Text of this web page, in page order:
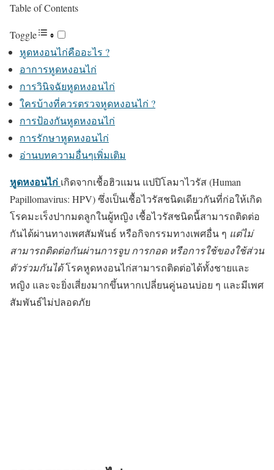
Table of Contents
Toggle
หูดหงอนไก่คืออะไร ?
อาการหูดหงอนไก่
การวินิจฉัยหูดหงอนไก่
ใครบ้างที่ควรตรวจหูดหงอนไก่ ?
การป้องกันหูดหงอนไก่
การรักษาหูดหงอนไก่
อ่านบทความอื่นๆเพิ่มเติม
หูดหงอนไก่ เกิดจากเชื้อฮิวแมน แปปิโลมาไวรัส (Human
Papillomavirus: HPV) ซึ่งเป็นเชื้อไวรัสชนิดเดียวกันที่ก่อให้เกิด
โรคมะเร็งปากมดลูกในผู้หญิง เชื้อไวรัสชนิดนี้สามารถติดต่อ
กันได้ผ่านทางเพศสัมพันธ์ หรือกิจกรรมทางเพศอื่น ๆ แต่ไม่
สามารถติดต่อกันผ่านการจูบ การกอด หรือการใช้ของใช้ส่วน
ตัวร่วมกันได้โรคหูดหงอนไก่สามารถติดต่อได้ทั้งชายและ
หญิง และจะยิ่งเสี่ยงมากขึ้นหากเปลี่ยนคู่นอนบ่อย ๆ และมีเพศ
สัมพันธ์ไม่ปลอดภัย